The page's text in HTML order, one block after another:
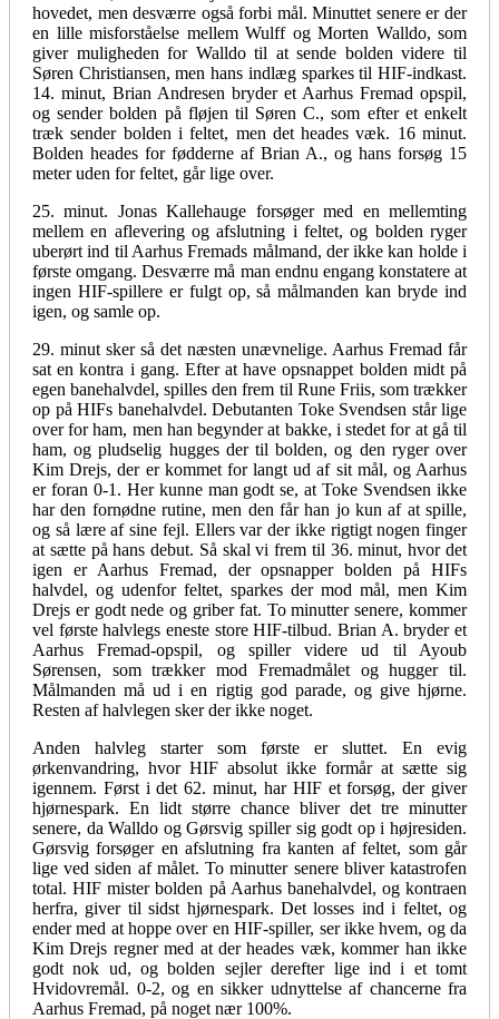
hovedet, men desværre også forbi mål. Minuttet senere er der
en lille misforståelse mellem Wulff og Morten Walldo, som
giver muligheden for Walldo til at sende bolden videre til
Søren Christiansen, men hans indlæg sparkes til HIF-indkast.
14. minut, Brian Andresen bryder et Aarhus Fremad opspil,
og sender bolden på fløjen til Søren C., som efter et enkelt
træk sender bolden i feltet, men det heades væk. 16 minut.
Bolden heades for fødderne af Brian A., og hans forsøg 15
meter uden for feltet, går lige over.
25. minut. Jonas Kallehauge forsøger med en mellemting
mellem en aflevering og afslutning i feltet, og bolden ryger
uberørt ind til Aarhus Fremads målmand, der ikke kan holde i
første omgang. Desværre må man endnu engang konstatere at
ingen HIF-spillere er fulgt op, så målmanden kan bryde ind
igen, og samle op.
29. minut sker så det næsten unævnelige. Aarhus Fremad får
sat en kontra i gang. Efter at have opsnappet bolden midt på
egen banehalvdel, spilles den frem til Rune Friis, som trækker
op på HIFs banehalvdel. Debutanten Toke Svendsen står lige
over for ham, men han begynder at bakke, i stedet for at gå til
ham, og pludselig hugges der til bolden, og den ryger over
Kim Drejs, der er kommet for langt ud af sit mål, og Aarhus
er foran 0-1. Her kunne man godt se, at Toke Svendsen ikke
har den fornødne rutine, men den får han jo kun af at spille,
og så lære af sine fejl. Ellers var der ikke rigtigt nogen finger
at sætte på hans debut. Så skal vi frem til 36. minut, hvor det
igen er Aarhus Fremad, der opsnapper bolden på HIFs
halvdel, og udenfor feltet, sparkes der mod mål, men Kim
Drejs er godt nede og griber fat. To minutter senere, kommer
vel første halvlegs eneste store HIF-tilbud. Brian A. bryder et
Aarhus Fremad-opspil, og spiller videre ud til Ayoub
Sørensen, som trækker mod Fremadmålet og hugger til.
Målmanden må ud i en rigtig god parade, og give hjørne.
Resten af halvlegen sker der ikke noget.
Anden halvleg starter som første er sluttet. En evig
ørkenvandring, hvor HIF absolut ikke formår at sætte sig
igennem. Først i det 62. minut, har HIF et forsøg, der giver
hjørnespark. En lidt større chance bliver det tre minutter
senere, da Walldo og Gørsvig spiller sig godt op i højresiden.
Gørsvig forsøger en afslutning fra kanten af feltet, som går
lige ved siden af målet. To minutter senere bliver katastrofen
total. HIF mister bolden på Aarhus banehalvdel, og kontraen
herfra, giver til sidst hjørnespark. Det losses ind i feltet, og
ender med at hoppe over en HIF-spiller, ser ikke hvem, og da
Kim Drejs regner med at der heades væk, kommer han ikke
godt nok ud, og bolden sejler derefter lige ind i et tomt
Hvidovremål. 0-2, og en sikker udnyttelse af chancerne fra
Aarhus Fremad, på noget nær 100%.